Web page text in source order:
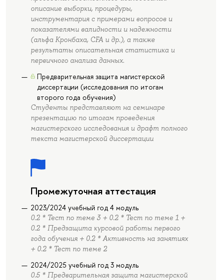
описание выборки, процедуры,
инструментария с примерами вопросов и
показателями валидности и надежности
(альфа Кронбаха, CFA и др.), а также
результаты описательная статистика и
первичного анализа данных.
Предварительная защита магистерской
диссертации (исследования по итогам
второго года обучения)
Студенты представляют на семинаре
презентацию по итогам проведения
магистерского исследования и драфт полного
текста магистерской диссертации
Промежуточная аттестация
2023/2024 учебный год 4 модуль
0.2 * Тест по теме 3 + 0.2 * Тест по теме 1 +
0.2 * Предзащита курсовой работы первого
года обучения + 0.2 * Активность на занятиях
+ 0.2 * Тест по теме 2
2024/2025 учебный год 3 модуль
0.5 * Предварительная защита магистерской